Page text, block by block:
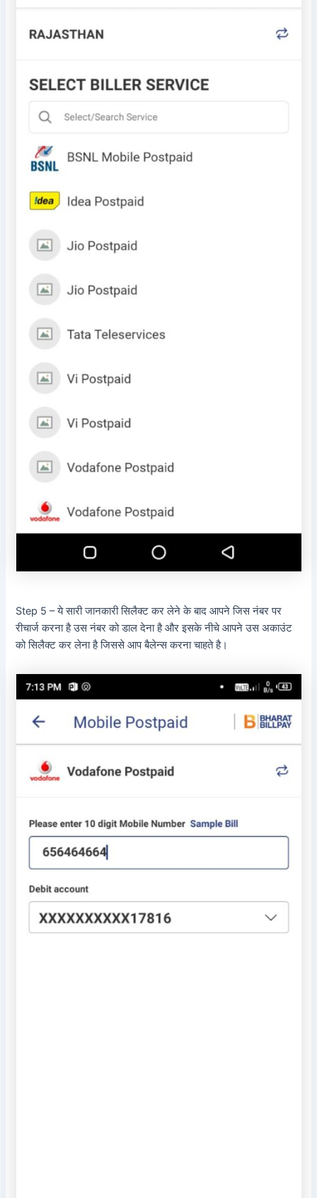
Step 5 – ये सारी जानकारी सिलैक्ट कर लेने के बाद आपने जिस नंबर पर
रीचार्ज करना है उस नंबर को डाल देना है और इसके नीचे आपने उस अकाउंट
को सिलैक्ट कर लेना है जिससे आप बैलेन्स करना चाहते है।